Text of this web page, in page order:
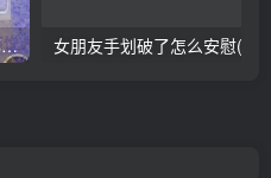
妻子含泪出轨张行长 她说全都是因为家中